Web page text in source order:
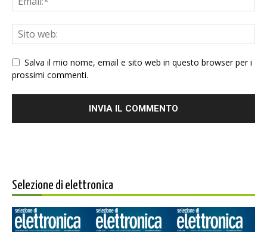
Salva il mio nome, email e sito web in questo browser per i
prossimi commenti.
Selezione di elettronica